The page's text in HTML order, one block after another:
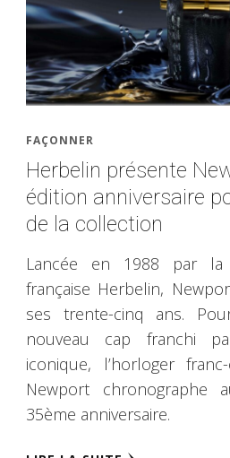
FAÇONNER
Herbelin présente
édition anniversaire
de la collection
Lancée en 1988 par la
française Herbelin,
ses trente-cinq ans.
nouveau cap franchi
iconique, l’horloger
Newport chronographe
35ème anniversaire.